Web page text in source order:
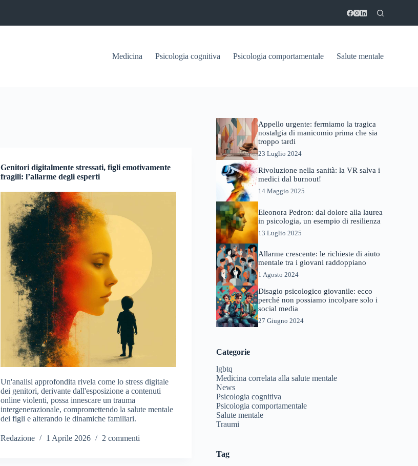
Medicina Psicologia cognitiva Psicologia comportamentale Salute mentale
Genitori digitalmente stressati, figli emotivamente
fragili: l’allarme degli esperti
Un'analisi approfondita rivela come lo stress digitale
dei genitori, derivante dall'esposizione a contenuti
online violenti, possa innescare un trauma
intergenerazionale, compromettendo la salute mentale
dei figli e alterando le dinamiche familiari.
Redazione 1 Aprile 2026 2 commenti
Appello urgente: fermiamo la tragica
nostalgia di manicomio prima che sia
troppo tardi
23 Luglio 2024
Rivoluzione nella sanità: la VR salva i
medici dal burnout!
14 Maggio 2025
Eleonora Pedron: dal dolore alla laurea
in psicologia, un esempio di resilienza
13 Luglio 2025
Allarme crescente: le richieste di aiuto
mentale tra i giovani raddoppiano
1 Agosto 2024
Disagio psicologico giovanile: ecco
perché non possiamo incolpare solo i
social media
27 Giugno 2024
Categorie
lgbtq
Medicina correlata alla salute mentale
News
Psicologia cognitiva
Psicologia comportamentale
Salute mentale
Traumi
Tag